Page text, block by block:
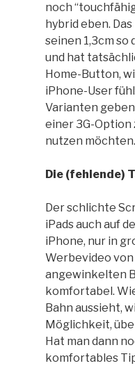
noch
hybrid eben.
seinen 1,3cm so
und hat
Home-Button,
iPhone-User
Varianten
einer 3G-Option
nutzen möchten.
Die (fehlende)
Der schlichte
iPads auch auf
iPhone, nur in
Werbevideo von
angewinkelten
komfortabel.
Bahn aussieht,
Möglichkeit,
Hat man dann
komfortables